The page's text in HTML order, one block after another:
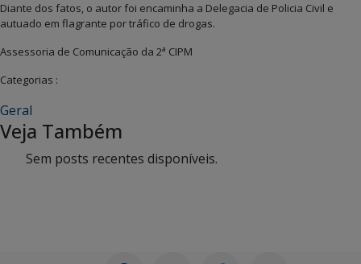
Diante dos fatos, o autor foi encaminha a Delegacia de Policia Civil e
autuado em flagrante por tráfico de drogas.
Assessoria de Comunicação da 2a CIPM
Categorias :
Geral
Veja Também
Sem posts recentes disponíveis.